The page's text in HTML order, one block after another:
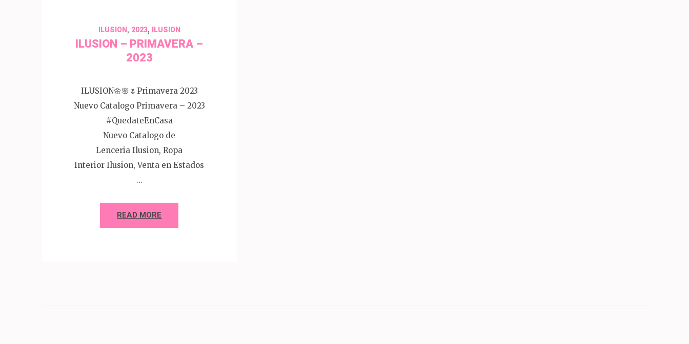
ILUSION, 2023, ILUSION
ILUSION – PRIMAVERA –
2023
ILUSION🌼🌸🌷Primavera 2023
Nuevo Catalogo Primavera – 2023
#QuedateEnCasa
Nuevo Catalogo de
Lenceria Ilusion, Ropa
Interior Ilusion, Venta en Estados
…
READ MORE